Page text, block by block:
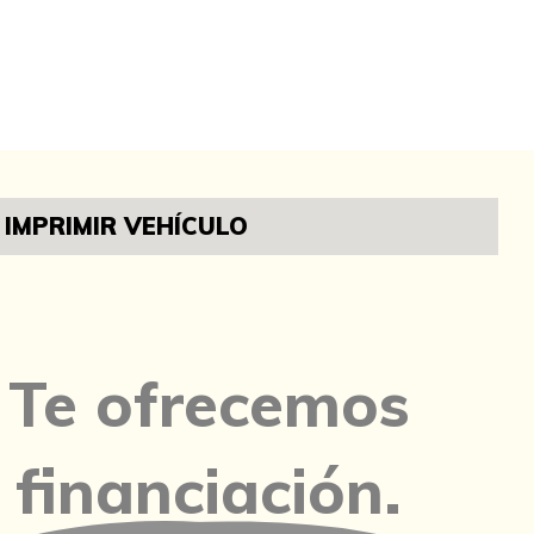
IMPRIMIR VEHÍCULO
Te ofrecemos
financiación.